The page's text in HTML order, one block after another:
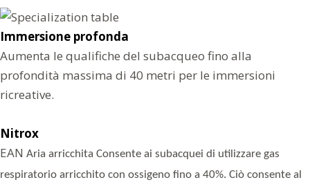
Immersione profonda
Aumenta le qualifiche del subacqueo fino alla
profondità massima di 40 metri per le immersioni
ricreative.
Nitrox
EAN Aria arricchita Consente ai subacquei di utilizzare gas
respiratorio arricchito con ossigeno fino a 40%. Ciò consente al